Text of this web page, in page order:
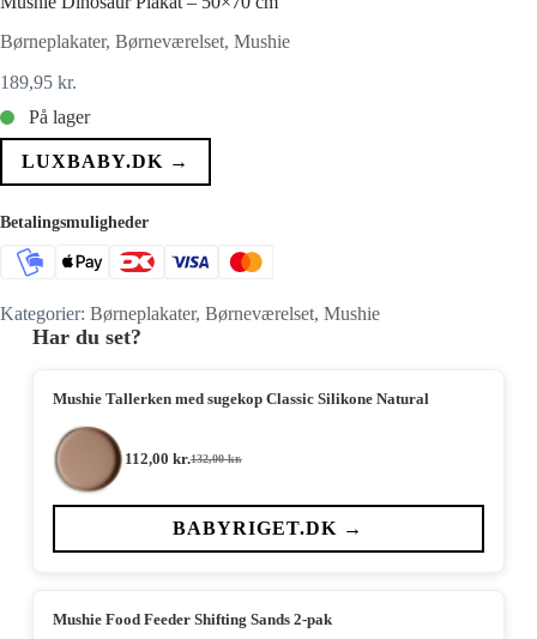
Børneplakater, Børneværelset, Mushie
189,95 kr.
På lager
LUXBABY.DK →
Betalingsmuligheder
Kategorier: Børneplakater, Børneværelset, Mushie
Har du set?
Mushie Tallerken med sugekop Classic Silikone Natural
132,00kr.
Den
pris
var:
112,00 kr.Den
pris
er:
BABYRIGET.DK →
Mushie Food Feeder Shifting Sands 2-pak